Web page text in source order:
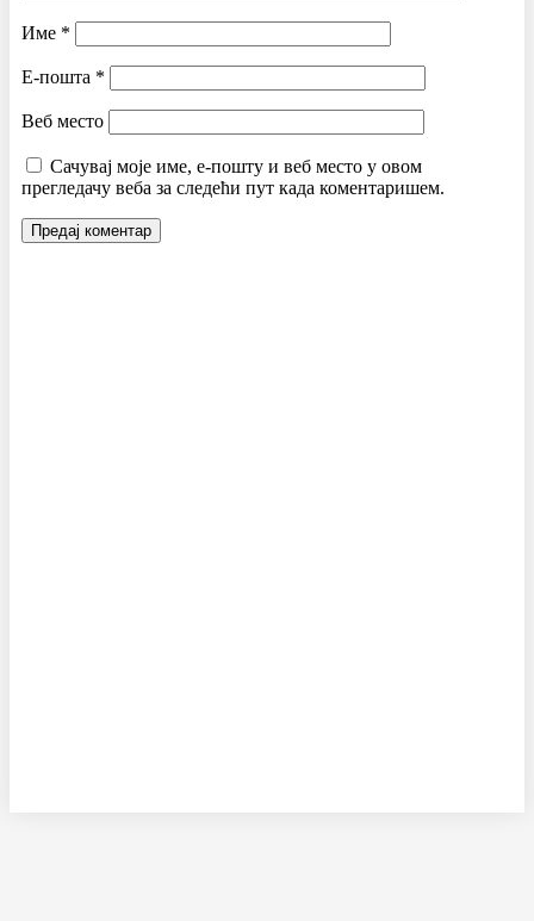
Име *
Е-пошта *
Веб место
Сачувај моје име, е-пошту и веб место у овом
прегледачу веба за следећи пут када коментаришем.